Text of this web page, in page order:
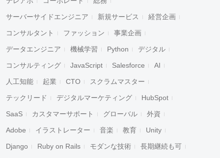
サーバーサイドエンジニア 新規サービス 経営企画
コンサルタント ファッション 事業企画
データエンジニア 機械学習 Python デジタル
コンサルティング JavaScript Salesforce AI
人工知能 起業 CTO スクラムマスター
テックリード デジタルマーケティング HubSpot
SaaS カスタマーサポート グローバル 外資
Adobe イラストレーター 音楽 教育 Unity
Django Ruby on Rails モダンな技術 長期継続も可